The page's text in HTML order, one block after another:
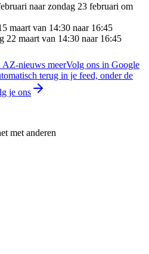
naar zondag 23 februari om
maart van 14:30 naar 16:45
maart van 14:30 naar 16:45
AZ-nieuws meerVolg ons in Google
terug in je feed, onder de
je ons
met anderen